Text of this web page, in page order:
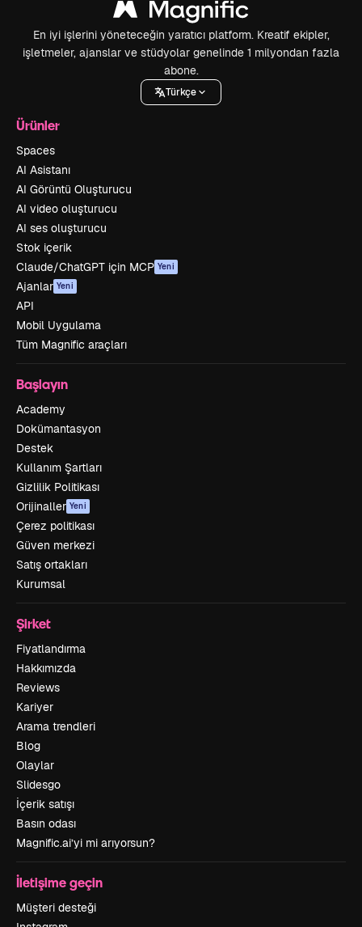
En iyi işlerini yöneteceğin yaratıcı platform. Kreatif ekipler,
işletmeler, ajanslar ve stüdyolar genelinde 1 milyondan fazla
abone.
Türkçe
Ürünler
Spaces
AI Asistanı
AI Görüntü Oluşturucu
AI video oluşturucu
AI ses oluşturucu
Stok içerik
Claude/ChatGPT için MCP Yeni
Ajanlar Yeni
API
Mobil Uygulama
Tüm Magnific araçları
Başlayın
Academy
Dokümantasyon
Destek
Kullanım Şartları
Gizlilik Politikası
Orijinaller Yeni
Çerez politikası
Güven merkezi
Satış ortakları
Kurumsal
Şirket
Fiyatlandırma
Hakkımızda
Reviews
Kariyer
Arama trendleri
Blog
Olaylar
Slidesgo
İçerik satışı
Basın odası
Magnific.ai’yi mi arıyorsun?
İletişime geçin
Müşteri desteği